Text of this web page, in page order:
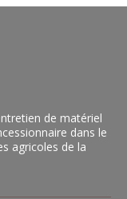
de matériel
dans le
agricoles de la